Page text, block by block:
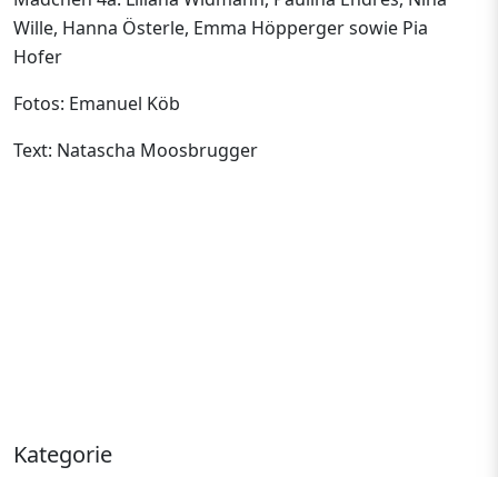
Wille, Hanna Österle, Emma Höpperger sowie Pia
Hofer
Fotos: Emanuel Köb
Text: Natascha Moosbrugger
Kategorie